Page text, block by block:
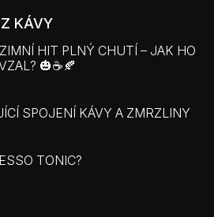
KÁVY
HIT PLNÝ CHUTÍ – JAK HO
🎃☕🍂
SPOJENÍ KÁVY A ZMRZLINY
TONIC?